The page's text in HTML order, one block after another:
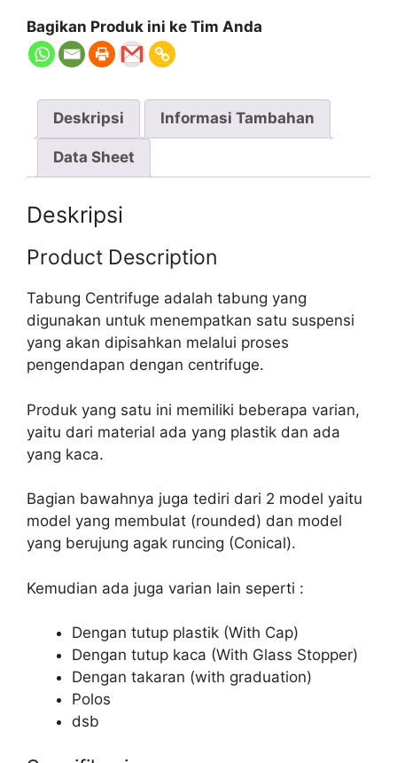
Bagikan Produk ini ke Tim Anda
Deskripsi Informasi Tambahan
Data Sheet
Deskripsi
Product Description
Tabung Centrifuge adalah tabung yang
digunakan untuk menempatkan satu suspensi
yang akan dipisahkan melalui proses
pengendapan dengan centrifuge.
Produk yang satu ini memiliki beberapa varian,
yaitu dari material ada yang plastik dan ada
yang kaca.
Bagian bawahnya juga tediri dari 2 model yaitu
model yang membulat (rounded) dan model
yang berujung agak runcing (Conical).
Kemudian ada juga varian lain seperti :
Dengan tutup plastik (With Cap)
Dengan tutup kaca (With Glass Stopper)
Dengan takaran (with graduation)
Polos
dsb